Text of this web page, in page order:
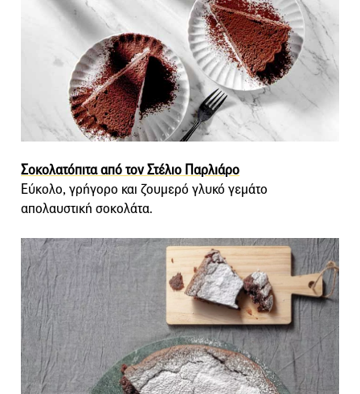
Σοκολατόπιτα από τον Στέλιο Παρλιάρο
Εύκολο, γρήγορο και ζουμερό γλυκό γεμάτο
απολαυστική σοκολάτα.